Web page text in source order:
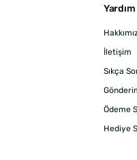
İletişim
Sıkça
Ödeme
Hediye